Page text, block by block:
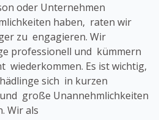
oder Unternehmen
haben, raten wir
zu engagieren. Wir
professionell und kümmern
wiederkommen. Es ist wichtig,
sich in kurzen
große Unannehmlichkeiten
Wir als